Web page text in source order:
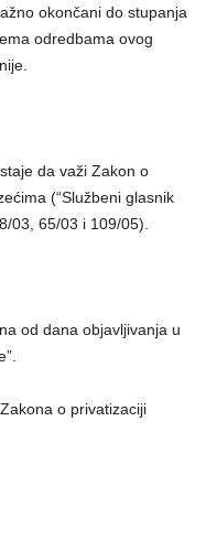
okončani do stupanja
odredbama ovog
da važi Zakon o
(“Službeni glasnik
03, 65/03 i 109/05).
od dana objavljivanja u
o privatizaciji